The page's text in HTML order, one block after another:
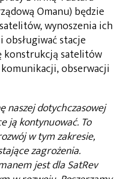
Omanu) będzie
wynoszenia ich
obsługiwać stacje
konstrukcją satelitów
obserwacji
naszej dotychczasowej
ją kontynuować. To
w tym zakresie,
zagrożenia.
jest dla SatRev